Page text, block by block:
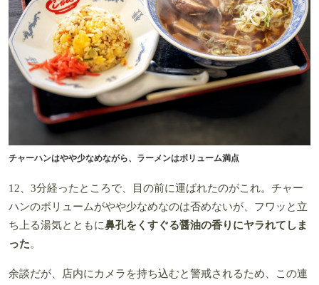
チャーハンはやや少なめながら、ラーメンはボリューム満点
12、3分経ったところで、目の前に運ばれたのがこれ。チャー
ハンのボリュームがやや少なめなのは否めないが、フワッと立
ち上る湯気とともに鼻孔をくすぐる醤油の香りにヤラれてしま
った。
余談だが、店内にカメラを持ち込むと警戒されるため、この連